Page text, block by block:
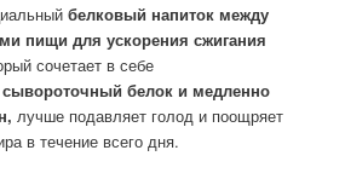
белковый напиток между
пищи для ускорения сжигания
сочетает в себе
сывороточный белок и медленно
лучше подавляет голод и поощряет
в течение всего дня.